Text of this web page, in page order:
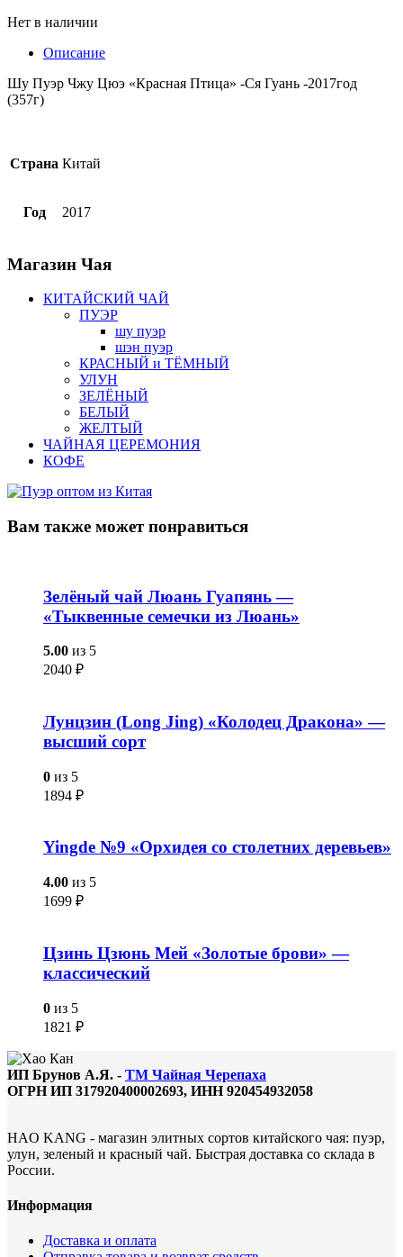
Нет в наличии
Описание
Шу Пуэр Чжу Цюэ «Красная Птица» -Ся Гуань -2017год
(357г)
Страна Китай
Год 2017
Магазин Чая
КИТАЙСКИЙ ЧАЙ
ПУЭР
шу пуэр
шэн пуэр
КРАСНЫЙ и ТЁМНЫЙ
УЛУН
ЗЕЛЁНЫЙ
БЕЛЫЙ
ЖЕЛТЫЙ
ЧАЙНАЯ ЦЕРЕМОНИЯ
КОФЕ
Вам также может понравиться
Зелёный чай Люань Гуапянь —
«Тыквенные семечки из Люань»
5.00 из 5
2040 ₽
Лунцзин (Long Jing) «Колодец Дракона» —
высший сорт
0 из 5
1894 ₽
Yingde №9 «Орхидея со столетних деревьев»
4.00 из 5
1699 ₽
Цзинь Цзюнь Мей «Золотые брови» —
классический
0 из 5
1821 ₽
ИП Брунов А.Я. - ТМ Чайная Черепаха
ОГРН ИП 317920400002693, ИНН 920454932058
HAO KANG - магазин элитных сортов китайского чая: пуэр,
улун, зеленый и красный чай. Быстрая доставка со склада в
России.
Информация
Доставка и оплата